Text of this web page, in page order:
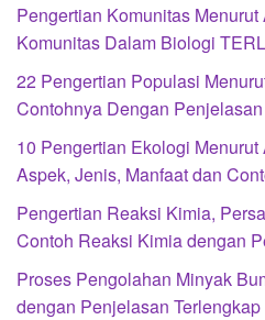
Pengertian Komunitas
Komunitas Dalam Biologi
22 Pengertian Populasi
Contohnya Dengan
10 Pengertian Ekologi
Aspek, Jenis, Manfaat dan
Pengertian Reaksi Kimia,
Contoh Reaksi Kimia dengan
Proses Pengolahan Minyak
dengan Penjelasan Terlengkap